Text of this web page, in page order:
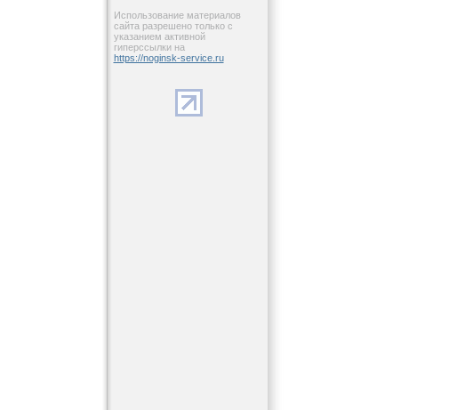
Использование материалов
сайта разрешено только с
указанием активной
гиперссылки на
https://noginsk-service.ru